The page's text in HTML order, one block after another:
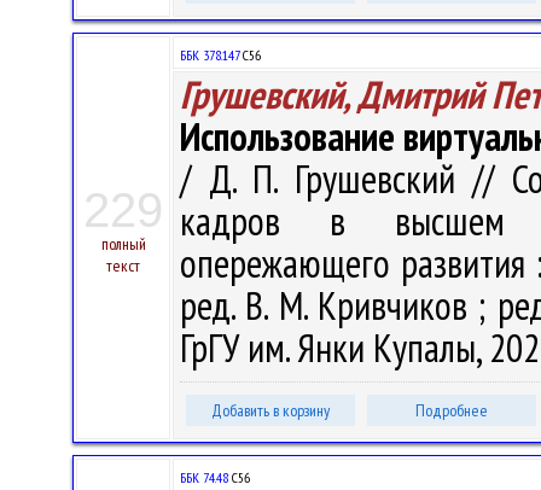
229
полный
текст
ББК 378.147С56
Грушевский, Дмитрий
Использование
/ Д. П. Грушевский //
кадров в высшем
опережающего развития
ред. В. М. Кривчиков ;
ГрГУ им. Янки Купалы,
Добавить в корзину Подробнее
ББК 74.48 С56